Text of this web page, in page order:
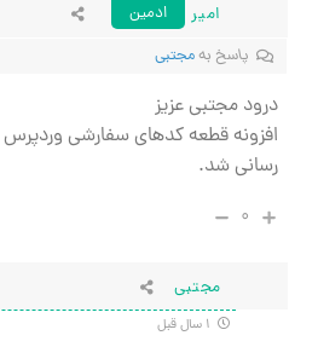
امیر
ادمین
پاسخ بهمجتبی
درود مجتبی عزیز
رسانی شد.
۰
مجتبی